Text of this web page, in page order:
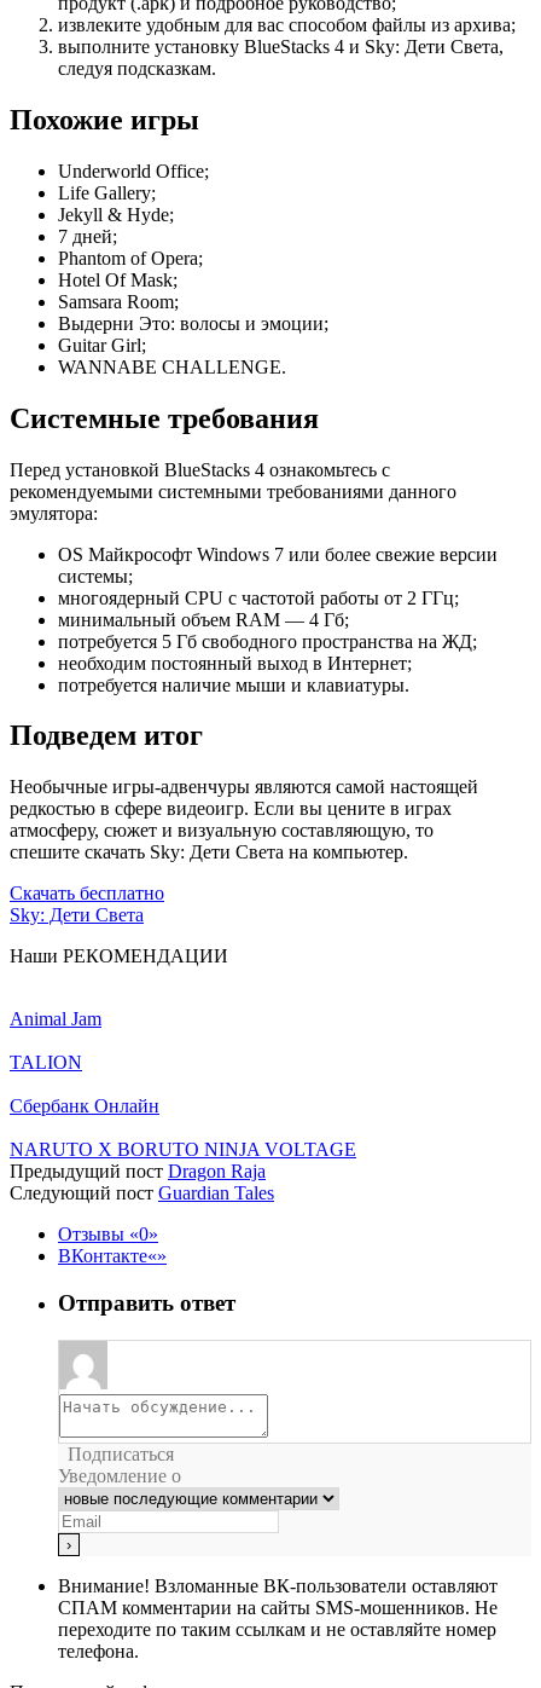
извлеките удобным для вас способом файлы из архива;
выполните установку BlueStacks 4 и Sky: Дети Света,
следуя подсказкам.
Похожие игры
Underworld Office;
Life Gallery;
Jekyll & Hyde;
7 дней;
Phantom of Opera;
Hotel Of Mask;
Samsara Room;
Выдерни Это: волосы и эмоции;
Guitar Girl;
WANNABE CHALLENGE.
Системные требования
Перед установкой BlueStacks 4 ознакомьтесь с
рекомендуемыми системными требованиями данного
эмулятора:
OS Майкрософт Windows 7 или более свежие версии
системы;
многоядерный CPU с частотой работы от 2 ГГц;
минимальный объем RAM — 4 Гб;
потребуется 5 Гб свободного пространства на ЖД;
необходим постоянный выход в Интернет;
потребуется наличие мыши и клавиатуры.
Подведем итог
Необычные игры-адвенчуры являются самой настоящей
редкостью в сфере видеоигр. Если вы цените в играх
атмосферу, сюжет и визуальную составляющую, то
спешите скачать Sky: Дети Света на компьютер.
Скачать бесплатно
Sky: Дети Света
Наши РЕКОМЕНДАЦИИ
Animal Jam
TALION
Сбербанк Онлайн
NARUTO X BORUTO NINJA VOLTAGE
Предыдущий пост Dragon Raja
Следующий пост Guardian Tales
Отзывы
0
ВКонтакте
Отправить ответ
Подписаться
Уведомление о
Внимание! Взломанные ВК-пользователи оставляют
СПАМ комментарии на сайты SMS-мошенников. Не
переходите по таким ссылкам и не оставляйте номер
телефона.